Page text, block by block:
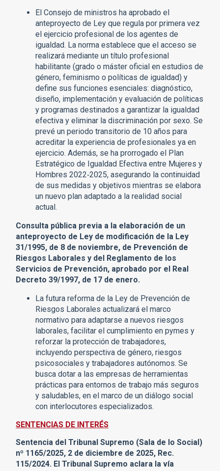
El Consejo de ministros ha aprobado el
anteproyecto de Ley que regula por primera vez
el ejercicio profesional de los agentes de
igualdad. La norma establece que el acceso se
realizará mediante un título profesional
habilitante (grado o máster oficial en estudios de
género, feminismo o políticas de igualdad) y
define sus funciones esenciales: diagnóstico,
diseño, implementación y evaluación de políticas
y programas destinados a garantizar la igualdad
efectiva y eliminar la discriminación por sexo. Se
prevé un periodo transitorio de 10 años para
acreditar la experiencia de profesionales ya en
ejercicio. Además, se ha prorrogado el Plan
Estratégico de Igualdad Efectiva entre Mujeres y
Hombres 2022‑2025, asegurando la continuidad
de sus medidas y objetivos mientras se elabora
un nuevo plan adaptado a la realidad social
actual.
Consulta pública previa a la elaboración de un
anteproyecto de Ley de modificación de la Ley
31/1995, de 8 de noviembre, de Prevención de
Riesgos Laborales y del Reglamento de los
Servicios de Prevención, aprobado por el Real
Decreto 39/1997, de 17 de enero.
La futura reforma de la Ley de Prevención de
Riesgos Laborales actualizará el marco
normativo para adaptarse a nuevos riesgos
laborales, facilitar el cumplimiento en pymes y
reforzar la protección de trabajadores,
incluyendo perspectiva de género, riesgos
psicosociales y trabajadores autónomos. Se
busca dotar a las empresas de herramientas
prácticas para entornos de trabajo más seguros
y saludables, en el marco de un diálogo social
con interlocutores especializados.
SENTENCIAS DE INTERÉS
Sentencia del Tribunal Supremo (Sala de lo Social)
nº 1165/2025, 2 de diciembre de 2025, Rec.
115/2024. El Tribunal Supremo aclara la vía